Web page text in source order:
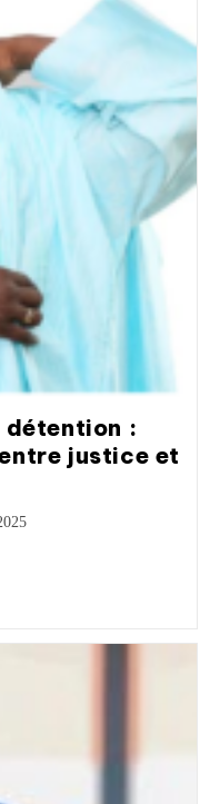
détention :
justice et